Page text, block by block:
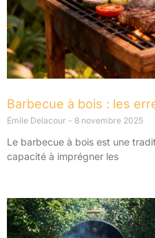
Barbecue à bois : les
Émile Delacour 8 novembre 2025
Le barbecue à bois est une
capacité à imprégner les